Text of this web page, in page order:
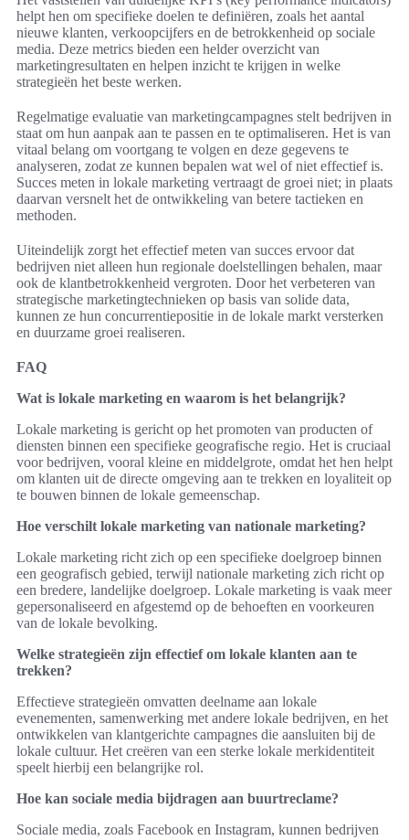
helpt hen om specifieke doelen te definiëren, zoals het aantal
nieuwe klanten, verkoopcijfers en de betrokkenheid op sociale
media. Deze metrics bieden een helder overzicht van
marketingresultaten en helpen inzicht te krijgen in welke
strategieën het beste werken.
Regelmatige evaluatie van marketingcampagnes stelt bedrijven in
staat om hun aanpak aan te passen en te optimaliseren. Het is van
vitaal belang om voortgang te volgen en deze gegevens te
analyseren, zodat ze kunnen bepalen wat wel of niet effectief is.
Succes meten in lokale marketing vertraagt de groei niet; in plaats
daarvan versnelt het de ontwikkeling van betere tactieken en
methoden.
Uiteindelijk zorgt het effectief meten van succes ervoor dat
bedrijven niet alleen hun regionale doelstellingen behalen, maar
ook de klantbetrokkenheid vergroten. Door het verbeteren van
strategische marketingtechnieken op basis van solide data,
kunnen ze hun concurrentiepositie in de lokale markt versterken
en duurzame groei realiseren.
FAQ
Wat is lokale marketing en waarom is het belangrijk?
Lokale marketing is gericht op het promoten van producten of
diensten binnen een specifieke geografische regio. Het is cruciaal
voor bedrijven, vooral kleine en middelgrote, omdat het hen helpt
om klanten uit de directe omgeving aan te trekken en loyaliteit op
te bouwen binnen de lokale gemeenschap.
Hoe verschilt lokale marketing van nationale marketing?
Lokale marketing richt zich op een specifieke doelgroep binnen
een geografisch gebied, terwijl nationale marketing zich richt op
een bredere, landelijke doelgroep. Lokale marketing is vaak meer
gepersonaliseerd en afgestemd op de behoeften en voorkeuren
van de lokale bevolking.
Welke strategieën zijn effectief om lokale klanten aan te
trekken?
Effectieve strategieën omvatten deelname aan lokale
evenementen, samenwerking met andere lokale bedrijven, en het
ontwikkelen van klantgerichte campagnes die aansluiten bij de
lokale cultuur. Het creëren van een sterke lokale merkidentiteit
speelt hierbij een belangrijke rol.
Hoe kan sociale media bijdragen aan buurtreclame?
Sociale media, zoals Facebook en Instagram, kunnen bedrijven